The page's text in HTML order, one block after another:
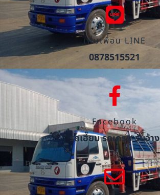
เพิ่มเพื่อน LINE
0878515521
Facebook
รถเฮี๊ยบ รถเครน รับจ้าง